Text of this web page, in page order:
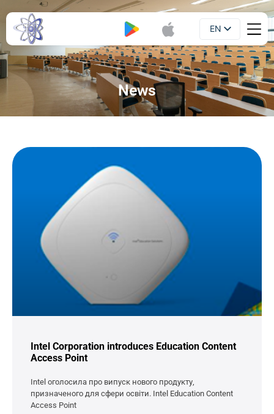
EN
UA
News
Intel Corporation introduces Education Content
Access Point
Intel оголосила про випуск нового продукту,
призначеного для сфери освіти. Intel Education Content
Access Point